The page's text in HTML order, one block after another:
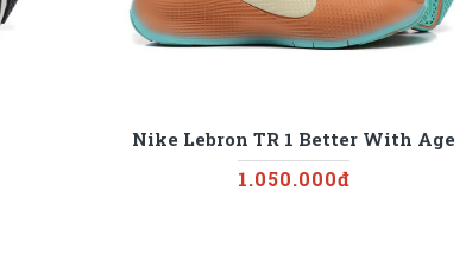
Nike Lebron TR 1 Better With Age
1.050.000đ